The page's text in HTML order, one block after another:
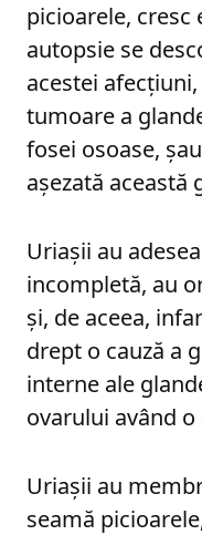
picioarele, cresc
autopsie se
acestei
tumoare a
fosei osoase,
așezată această
Uriașii au
incompletă, au
și, de aceea,
drept o cauză a
interne ale
ovarului având
Uriașii au
seamă